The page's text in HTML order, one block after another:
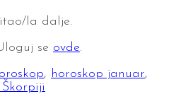
la dalje.
se ovde.
, horoskop januar,
Škorpiji